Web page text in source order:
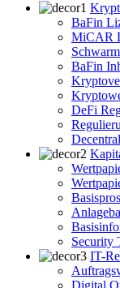
BaFin
MiCAR
BaFin
DeFi
Security
IT-
Digital